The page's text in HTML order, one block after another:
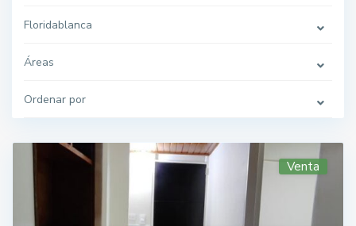
Floridablanca
Áreas
Ordenar por
Venta